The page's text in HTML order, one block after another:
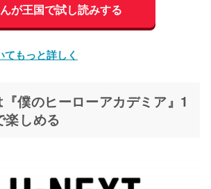
が王国で試し読みする
もっと詳しく
僕のヒーローアカデミア』1
楽しめる